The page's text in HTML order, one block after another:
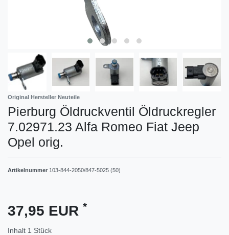
Original Hersteller Neuteile
Pierburg Öldruckventil Öldruckregler
7.02971.23 Alfa Romeo Fiat Jeep
Opel orig.
Artikelnummer 103-844-2050/847-5025 (50)
37,95 EUR *
Inhalt 1 Stück